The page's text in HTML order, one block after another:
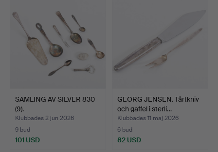
SAMLING AV SILVER 830
(9).
Klubbades 2 jun 2026
9 bud
101 USD
GEORG JENSEN. Tårtkniv
och gaffel i sterli…
Klubbades 11 maj 2026
6 bud
82 USD